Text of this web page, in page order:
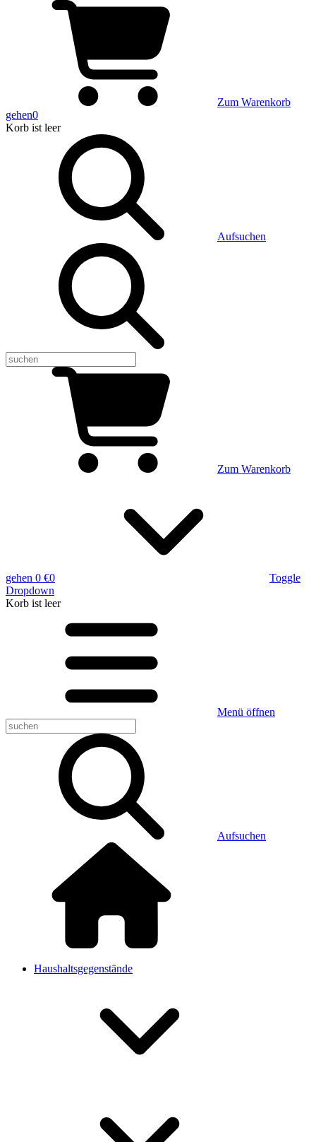
Zum Warenkorb
gehen0
Korb ist leer
Aufsuchen
Zum Warenkorb
gehen 0 €0
Toggle
Dropdown
Korb ist leer
Menü öffnen
Aufsuchen
Haushaltsgegenstände